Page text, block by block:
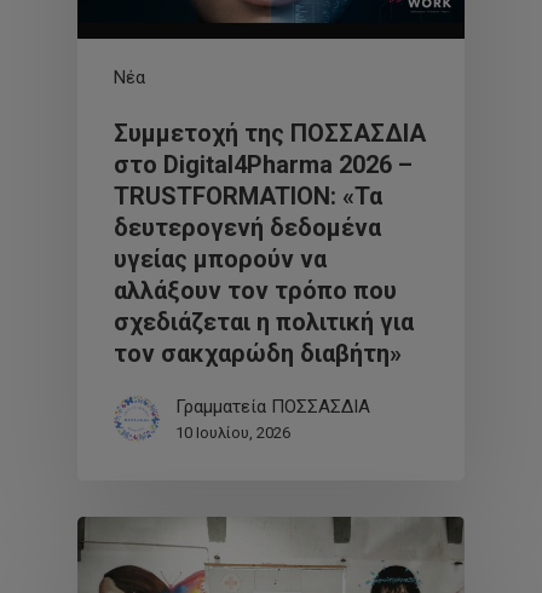
Νέα
Συμμετοχή της ΠΟΣΣΑΣΔΙΑ
στο Digital4Pharma 2026 –
TRUSTFORMATION: «Τα
δευτερογενή δεδομένα
υγείας μπορούν να
αλλάξουν τον τρόπο που
σχεδιάζεται η πολιτική για
τον σακχαρώδη διαβήτη»
Γραμματεία ΠΟΣΣΑΣΔΙΑ
10 Ιουλίου, 2026